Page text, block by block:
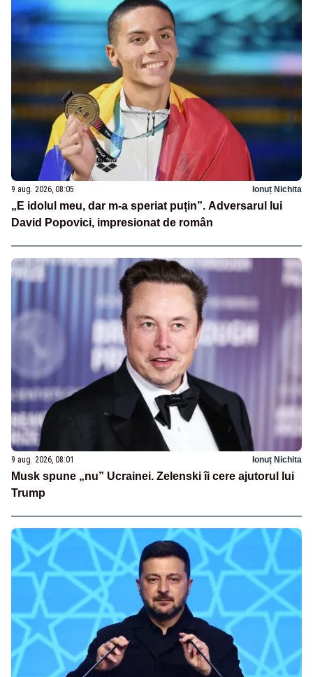
9 aug. 2026, 08:05 Ionuț Nichita
„E idolul meu, dar m-a speriat puțin”. Adversarul lui
David Popovici, impresionat de român
9 aug. 2026, 08:01 Ionuț Nichita
Musk spune „nu” Ucrainei. Zelenski îi cere ajutorul lui
Trump